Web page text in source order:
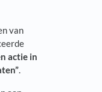
van
actie in
.